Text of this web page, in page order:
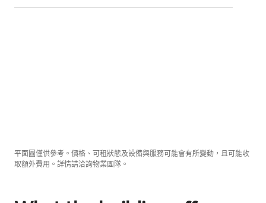
平面圖僅供參考。價格、可租狀態及設備與服務可能會有所變動，且可能收
取額外費用。詳情請洽詢物業團隊。